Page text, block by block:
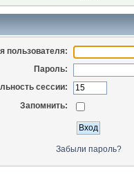
пользователя:
Пароль:
сессии:
Запомнить:
Забыли пароль?